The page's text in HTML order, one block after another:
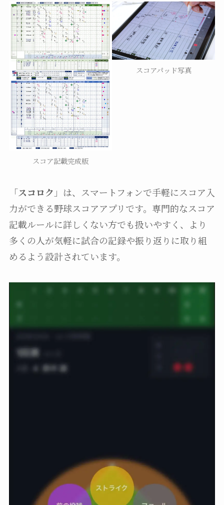
スコア記載完成版
スコアパッド写真
「スコロク 」は、スマートフォンで手軽にスコア入
力ができる野球スコアアプリです。専門的なスコア
記載ルールに詳しくない方でも扱いやすく、より
多くの人が気軽に試合の記録や振り返りに取り組
めるよう設計されています。